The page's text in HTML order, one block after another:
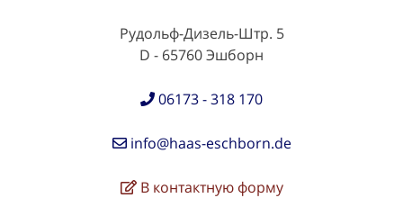
Рудольф-Дизель-Штр. 5
D - 65760 Эшборн
06173 - 318 170
info@haas-eschborn.de
В контактную форму